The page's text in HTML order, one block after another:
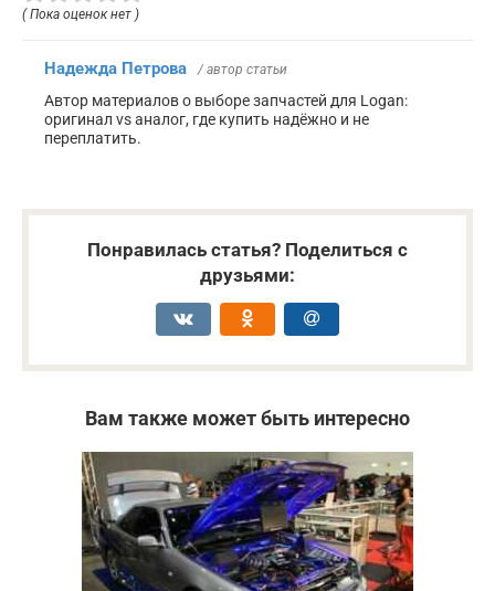
( Пока оценок нет )
Надежда Петрова / автор статьи
Автор материалов о выборе запчастей для Logan:
оригинал vs аналог, где купить надёжно и не
переплатить.
Понравилась статья? Поделиться с
друзьями:
Вам также может быть интересно